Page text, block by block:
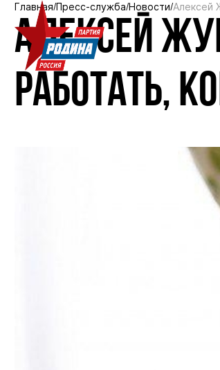
Главная Пресс-служба Новости Алексей
АЛЕКСЕЙ
РАБОТАТЬ,